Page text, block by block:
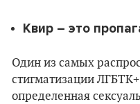
Квир – это
Один из самых
стигматизации
определенная